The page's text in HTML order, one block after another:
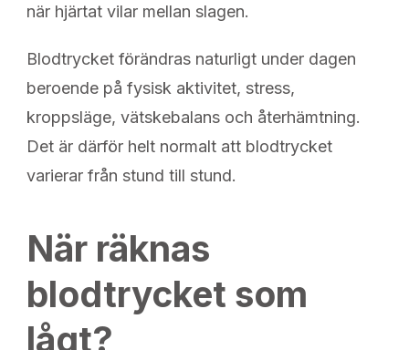
när hjärtat vilar mellan slagen.
Blodtrycket förändras naturligt under dagen
beroende på fysisk aktivitet, stress,
kroppsläge, vätskebalans och återhämtning.
Det är därför helt normalt att blodtrycket
varierar från stund till stund.
När räknas
blodtrycket som
lågt?